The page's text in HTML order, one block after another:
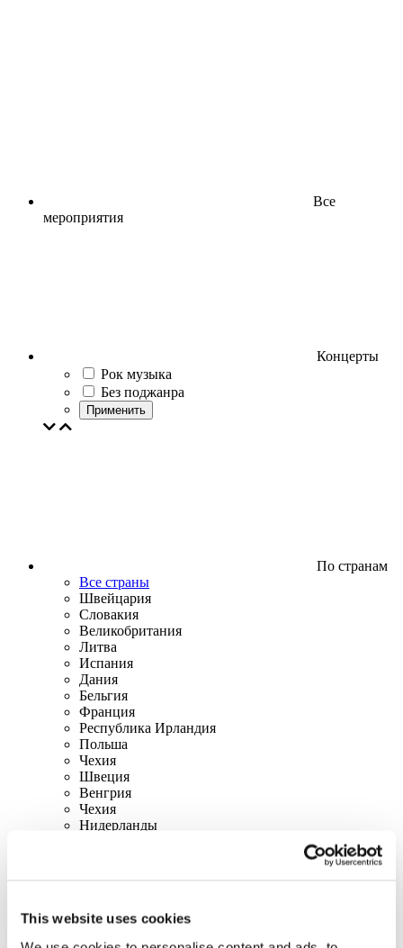
This website uses cookies
Все
мероприятия
Концерты
Рок музыка
Без поджанра
Применить
По странам
Все страны
Швейцария
Словакия
Великобритания
Литва
Испания
Дания
Бельгия
Франция
Республика Ирландия
Польша
Чехия
Швеция
Венгрия
Чехия
Нидерланды
Новегия
Канада